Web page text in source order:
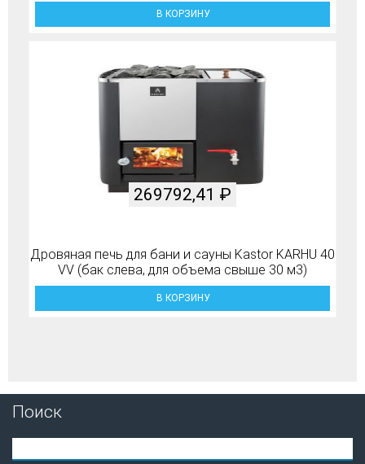
В КОРЗИНУ
Дровяная печь для бани и сауны Kastor KARHU 40
VV (бак слева, для объема свыше 30 м3)
269792,41 ₽
В КОРЗИНУ
Поиск